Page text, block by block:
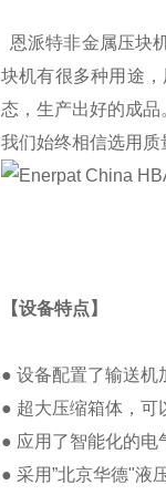
恩派特非金属压块
块机有很多种用途
态，生产出好的成
我们始终相信选用质
【设备特点】
● 设备配置了输送机
● 超大压缩箱体，可
● 应用了智能化的电
● 采用”北京华德"液